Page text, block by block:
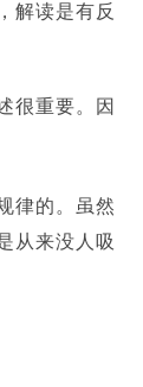
解读是有反
很重要。因
律的。虽然
从来没人吸